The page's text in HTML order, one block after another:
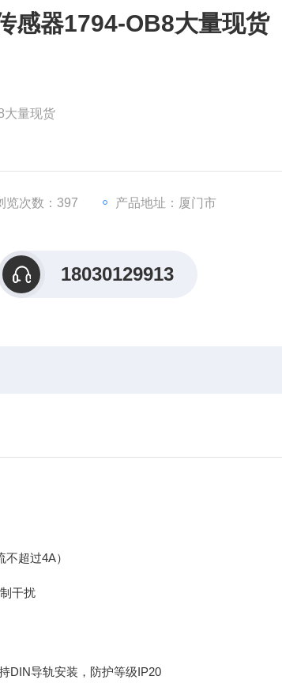
感器1794-OB8大量现货
大量现货
Flex I/O系统的一部分，支持模块化扩展。
AENT）支持EtherNet/IP、Devi
览次数：397 产品地址：厦门市
18030129913
超过4A）
干扰
DIN导轨安装，防护等级IP20